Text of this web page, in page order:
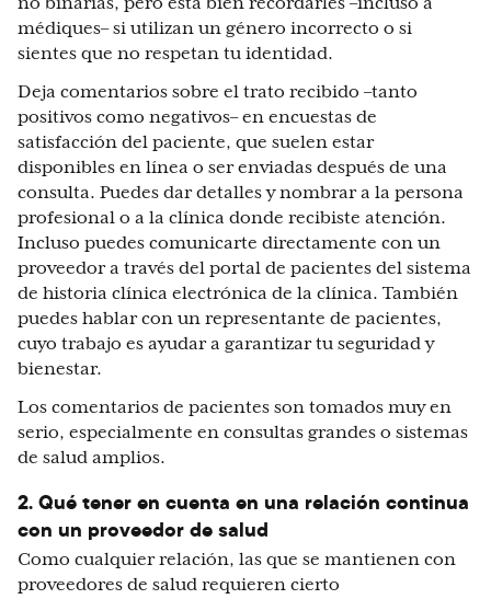
médiques– si utilizan un género incorrecto o si
sientes que no respetan tu identidad.
Deja comentarios sobre el trato recibido –tanto
positivos como negativos– en encuestas de
satisfacción del paciente, que suelen estar
disponibles en línea o ser enviadas después de una
consulta. Puedes dar detalles y nombrar a la persona
profesional o a la clínica donde recibiste atención.
Incluso puedes comunicarte directamente con un
proveedor a través del portal de pacientes del sistema
de historia clínica electrónica de la clínica. También
puedes hablar con un representante de pacientes,
cuyo trabajo es ayudar a garantizar tu seguridad y
bienestar.
Los comentarios de pacientes son tomados muy en
serio, especialmente en consultas grandes o sistemas
de salud amplios.
2. Qué tener en cuenta en una relación continua
con un proveedor de salud
Como cualquier relación, las que se mantienen con
proveedores de salud requieren cierto